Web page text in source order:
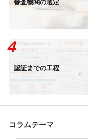
認証までの工程
コラムテーマ